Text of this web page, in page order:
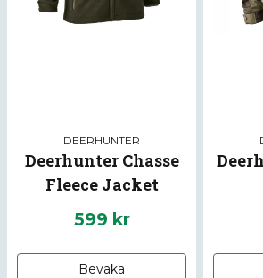
DEERHUNTER
Deerhunter Chasse
Fleece Jacket
599 kr
Bevaka